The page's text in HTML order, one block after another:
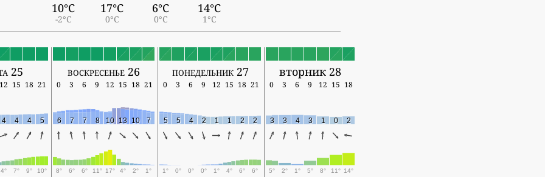
10°C
-2°C
17°C
0°C
6°C
0°C
14°C
1°C
25 воскресенье 26 понедельник 27 вторник 28
15 18 21 0 3 6 9 12 15 18 21 0 3 6 9 12 15 18 21 0 3 6 9 12 15 18
4 4 4 5 6 7 7 8 10 13 10 7 5 5 4 2 1 1 2 2 3 3 4 3 1 0 2
4° 7° 9° 10° 8° 6° 6° 11° 17° 4° 2° 1° 1° 0° 0° 0° 1° 4° 6° 6° 5° 2° 1° 5° 8° 11° 14°